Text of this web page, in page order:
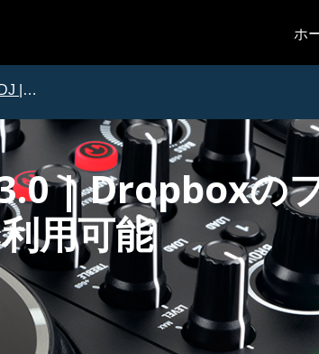
ホ
決法
| Dropboxの
用可能